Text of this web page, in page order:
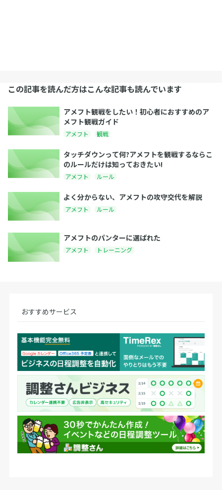
この記事を読んだ方はこんな記事も読んでいます
アメフト観戦をしたい！初心者におすすめのア
メフト観戦ガイド
アメフト 観戦
タッチダウンって何?アメフトを観戦するならこ
のルールだけは知っておきたい!
アメフト ルール
よく分からない、アメフトの攻守交代を解説
アメフト ルール
アメフトのパンターに選ばれた
アメフト トレーニング
おすすめサービス